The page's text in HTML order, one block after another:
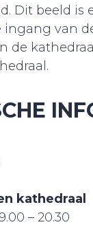
Dit beeld is
ingang van
de
kathedraal
– 20.30